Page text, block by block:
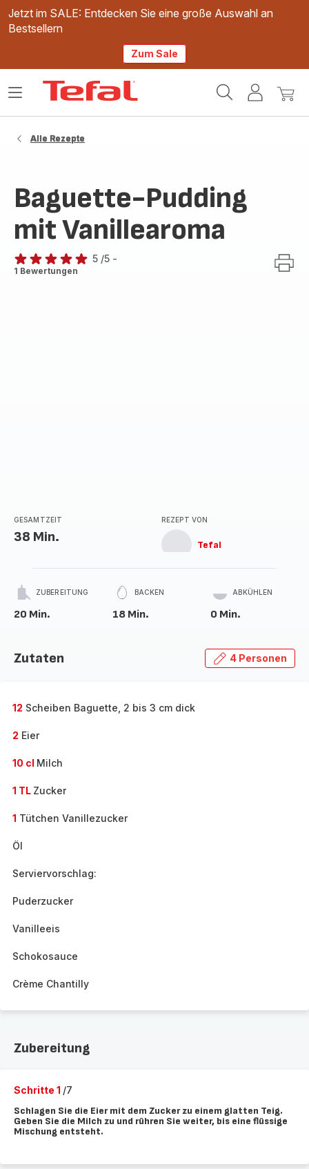
Jetzt im SALE: Entdecken Sie eine große Auswahl an
Bestsellern
Zum Sale
Mein
Mein
Das
Alle Rezepte
Baguette-Pudding
mit Vanillearoma
Bewertung
5 /5 -
1 Bewertungen
GESAMTZEIT
38 Min.
REZEPT VON
Tefal
ZUBEREITUNG
20 Min.
BACKEN
18 Min.
ABKÜHLEN
0 Min.
Zutaten 4 Personen
12 Scheiben Baguette, 2 bis 3 cm dick
2 Eier
10 cl Milch
1 TL Zucker
1 Tütchen Vanillezucker
Öl
Serviervorschlag:
Puderzucker
Vanilleeis
Schokosauce
Crème Chantilly
Zubereitung
Schritte 1 /7
Schlagen Sie die Eier mit dem Zucker zu einem glatten Teig.
Geben Sie die Milch zu und rühren Sie weiter, bis eine flüssige
Mischung entsteht.